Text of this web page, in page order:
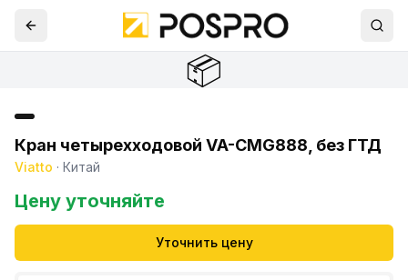
📦
Кран четырехходовой VA-CMG888, без ГТД
Viatto · Китай
Цену уточняйте
Уточнить цену